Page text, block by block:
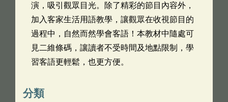
演，吸引觀眾目光。除了精彩的節目內容外，
加入客家生活用語教學，讓觀眾在收視節目的
過程中，自然而然學會客語！本教材中隨處可
見二維條碼，讓讀者不受時間及地點限制，學
習客語更輕鬆，也更方便。
分類